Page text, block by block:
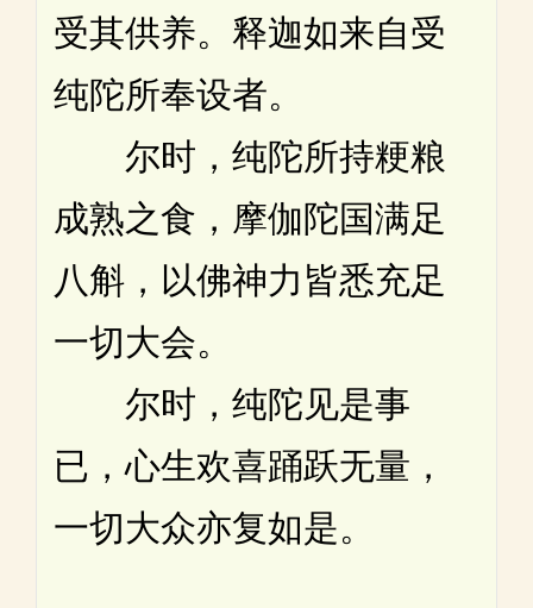
受其供养。释迦如来自受
纯陀所奉设者。
尔时，纯陀所持粳粮
成熟之食，摩伽陀国满足
八斛，以佛神力皆悉充足
一切大会。
尔时，纯陀见是事
已，心生欢喜踊跃无量，
一切大众亦复如是。